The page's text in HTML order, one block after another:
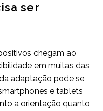
ser
chegam ao
em muitas das
adaptação pode se
e tablets
a orientação quanto